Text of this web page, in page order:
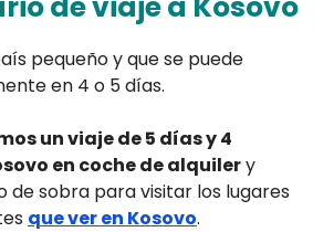
pequeño y que se puede
en 4 o 5 días.
un viaje de 5 días y 4
en coche de alquilery
de sobra para visitar los lugares
que ver en Kosovo.